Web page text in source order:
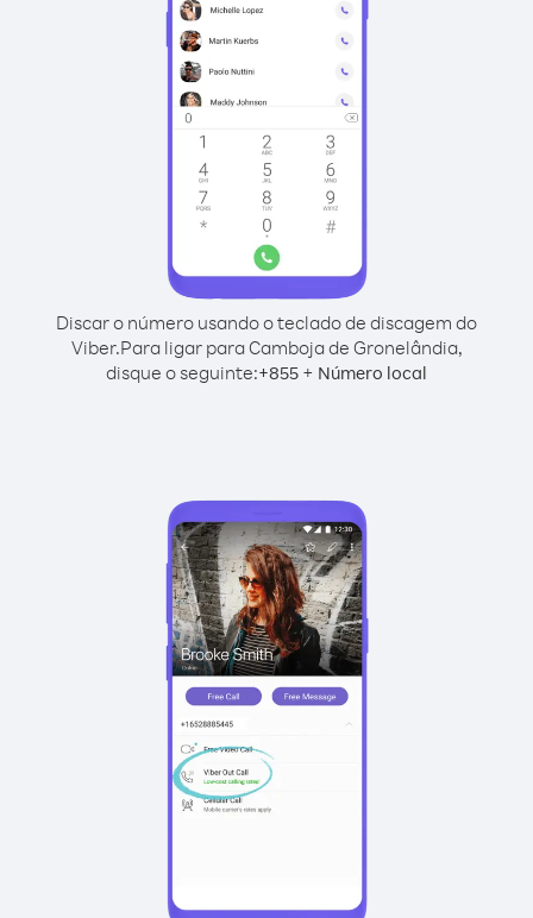
Discar o número usando o teclado de discagem do
Viber.Para ligar para Camboja de Gronelândia,
disque o seguinte:+855 + Número local